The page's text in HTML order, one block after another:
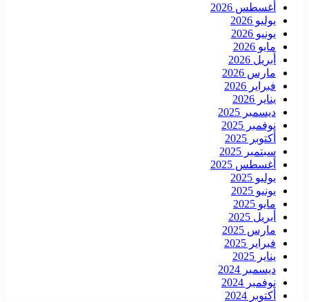
أغسطس 2026
يوليو 2026
يونيو 2026
مايو 2026
أبريل 2026
مارس 2026
فبراير 2026
يناير 2026
ديسمبر 2025
نوفمبر 2025
أكتوبر 2025
سبتمبر 2025
أغسطس 2025
يوليو 2025
يونيو 2025
مايو 2025
أبريل 2025
مارس 2025
فبراير 2025
يناير 2025
ديسمبر 2024
نوفمبر 2024
أكتوبر 2024